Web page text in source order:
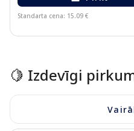
Standarta cena: 15.09 €
🍋 Izdevīgi